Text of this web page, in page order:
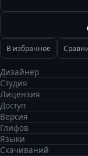
В избранное
Дизайнер
Студия
Лицензия
Доступ
Версия
Глифов
Языки
Скачиваний